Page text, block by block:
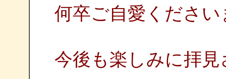
何卒ご自愛ください
今後も楽しみに拝